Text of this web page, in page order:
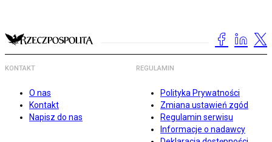
KONTAKT
O nas
Kontakt
Napisz do nas
REGULAMIN
Polityka Prywatności
Zmiana ustawień zgód
Regulamin serwisu
Informacje o nadawcy